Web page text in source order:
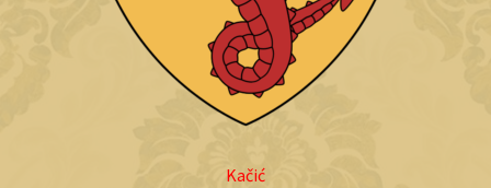
Kačić